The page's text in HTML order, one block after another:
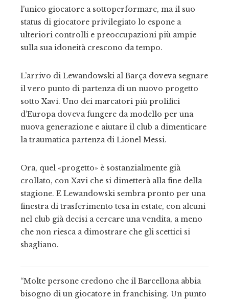
l’unico giocatore a sottoperformare, ma il suo
status di giocatore privilegiato lo espone a
ulteriori controlli e preoccupazioni più ampie
sulla sua idoneità crescono da tempo.
L’arrivo di Lewandowski al Barça doveva segnare
il vero punto di partenza di un nuovo progetto
sotto Xavi. Uno dei marcatori più prolifici
d’Europa doveva fungere da modello per una
nuova generazione e aiutare il club a dimenticare
la traumatica partenza di Lionel Messi.
Ora, quel «progetto» è sostanzialmente già
crollato, con Xavi che si dimetterà alla fine della
stagione. E Lewandowski sembra pronto per una
finestra di trasferimento tesa in estate, con alcuni
nel club già decisi a cercare una vendita, a meno
che non riesca a dimostrare che gli scettici si
sbagliano.
“Molte persone credono che il Barcellona abbia
bisogno di un giocatore in franchising. Un punto